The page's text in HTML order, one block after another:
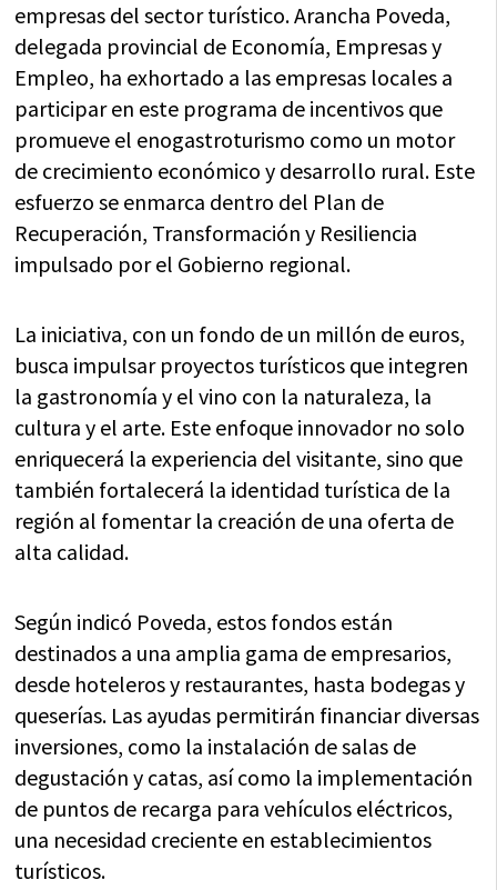
empresas del sector turístico. Arancha Poveda,
delegada provincial de Economía, Empresas y
Empleo, ha exhortado a las empresas locales a
participar en este programa de incentivos que
promueve el enogastroturismo como un motor
de crecimiento económico y desarrollo rural. Este
esfuerzo se enmarca dentro del Plan de
Recuperación, Transformación y Resiliencia
impulsado por el Gobierno regional.
La iniciativa, con un fondo de un millón de euros,
busca impulsar proyectos turísticos que integren
la gastronomía y el vino con la naturaleza, la
cultura y el arte. Este enfoque innovador no solo
enriquecerá la experiencia del visitante, sino que
también fortalecerá la identidad turística de la
región al fomentar la creación de una oferta de
alta calidad.
Según indicó Poveda, estos fondos están
destinados a una amplia gama de empresarios,
desde hoteleros y restaurantes, hasta bodegas y
queserías. Las ayudas permitirán financiar diversas
inversiones, como la instalación de salas de
degustación y catas, así como la implementación
de puntos de recarga para vehículos eléctricos,
una necesidad creciente en establecimientos
turísticos.